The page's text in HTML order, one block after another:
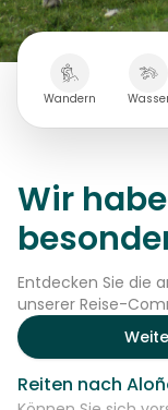
Wandern
Wir
Entdecken Sie die
unserer Reise-